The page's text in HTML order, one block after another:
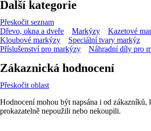
Další kategorie
Přeskočit seznam
Dřevo, okna a dveře
Markýzy
Kazetové
Kloubové markýzy
Speciální tvary markýz
Příslušenství pro markýzy
Náhradní díly pro
Zákaznická hodnocení
Přeskočit oblast
Hodnocení mohou být napsána i od zákazníků,
prokazatelně nepoužili nebo nekoupili.